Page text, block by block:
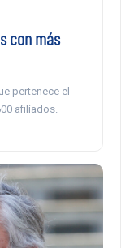
con más
pertenece el
afiliados.